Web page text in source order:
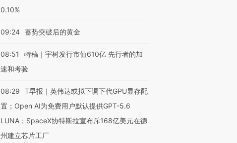
0.10%
09:24 蓄势突破后的黄金
08:51
特稿｜宇树发行市值610亿 先行者的加
速和考验
08:29
T早报｜英伟达或拟下调下代GPU显存配
置；Open AI为免费用户默认提供GPT-5.6
LUNA；SpaceX协特斯拉宣布斥168亿美元在德
州建立芯片工厂